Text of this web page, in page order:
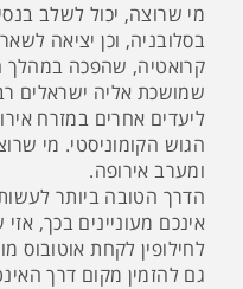
מי שרוצה, יכול לשלב
בסלובניה, וכן יציאה
קרואטיה, שהפכה במהלך
שמושכת אליה ישראלים
ליעדים אחרים במזרח
הגוש הקומוניסטי. מי
ומערב אירופה.
הדרך הטובה ביותר
אינכם מעוניינים בכך,
לחילופין לקחת אוטובוס
גם להזמין מקום דרך